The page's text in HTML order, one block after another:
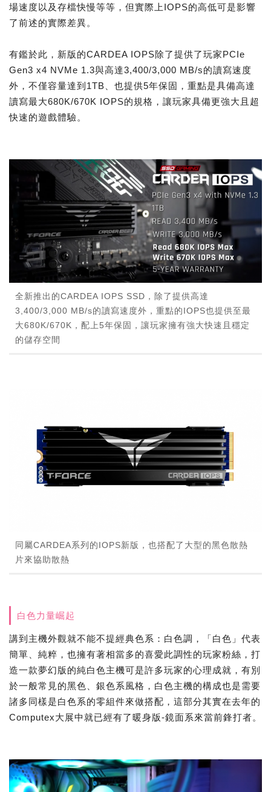
場速度以及存檔快慢等等，但實際上IOPS的高低可是影響
了前述的實際差異。
有鑑於此，新版的CARDEA IOPS除了提供了玩家PCIe
Gen3 x4 NVMe 1.3與高達3,400/3,000 MB/s的讀寫速度
外，不僅容量達到1TB、也提供5年保固，重點是具備高達
讀寫最大680K/670K IOPS的規格，讓玩家具備更強大且超
快速的遊戲體驗。
全新推出的CARDEA IOPS SSD，除了提供高達
3,400/3,000 MB/s的讀寫速度外，重點的IOPS也提供至最
大680K/670K，配上5年保固，讓玩家擁有強大快速且穩定
的儲存空間
同屬CARDEA系列的IOPS新版，也搭配了大型的黑色散熱
片來協助散熱
白色力量崛起
講到主機外觀就不能不提經典色系：白色調，「白色」代表
簡單、純粹，也擁有著相當多的喜愛此調性的玩家粉絲，打
造一款夢幻版的純白色主機可是許多玩家的心理成就，有別
於一般常見的黑色、銀色系風格，白色主機的構成也是需要
諸多同樣是白色系的零組件來做搭配，這部分其實在去年的
Computex大展中就已經有了暖身版-鏡面系來當前鋒打者。